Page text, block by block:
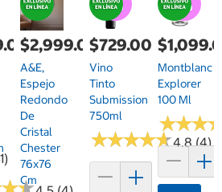
$2,999.00
A&E,
Espejo
Redondo
De
Cristal
Chester
76x76
Cm
$729.00
Vino
Tinto
Submission
750ml
★★★★★
★★★★★4.8 (4)
Montblanc
Explorer
100 Ml
★★★
★★★